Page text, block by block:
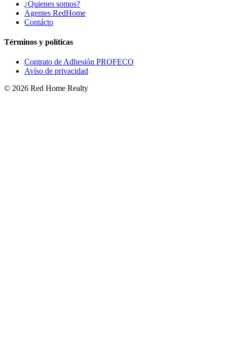
¿Quienes somos?
Agentes RedHome
Contácto
Términos y políticas
Contrato de Adhesión PROFECO
Avíso de privacidad
© 2026 Red Home Realty